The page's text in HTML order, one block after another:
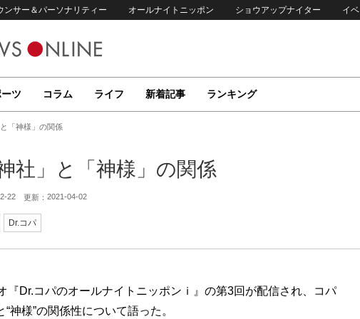
ンサー＆パーソナリティー オールナイトニッポン ショウアップナイター イ
ツ コラム ライフ 新着記事 ランキング
「神様」の関係
社」と「神様」の関係
22 更新： 2021-04-02
Dr.コパ
『Dr.コパのオールナイトニッポンｉ』の第3回が配信され、コパ
神様”の関係性について語った。